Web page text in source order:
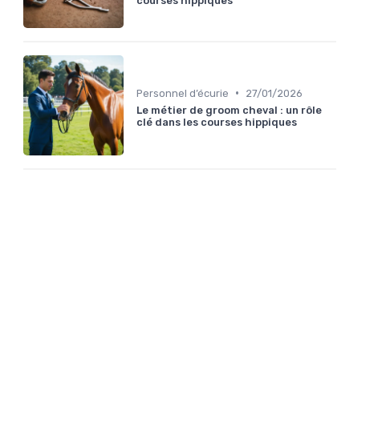
Personnel d’écurie •
27/01/2026
Le métier de groom cheval : un rôle
clé dans les courses hippiques